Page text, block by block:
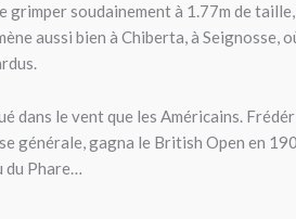
soudainement à 1.77m de
aussi bien à Chiberta, à
dans le vent que les Américains.
générale, gagna le British Open en
du Phare…